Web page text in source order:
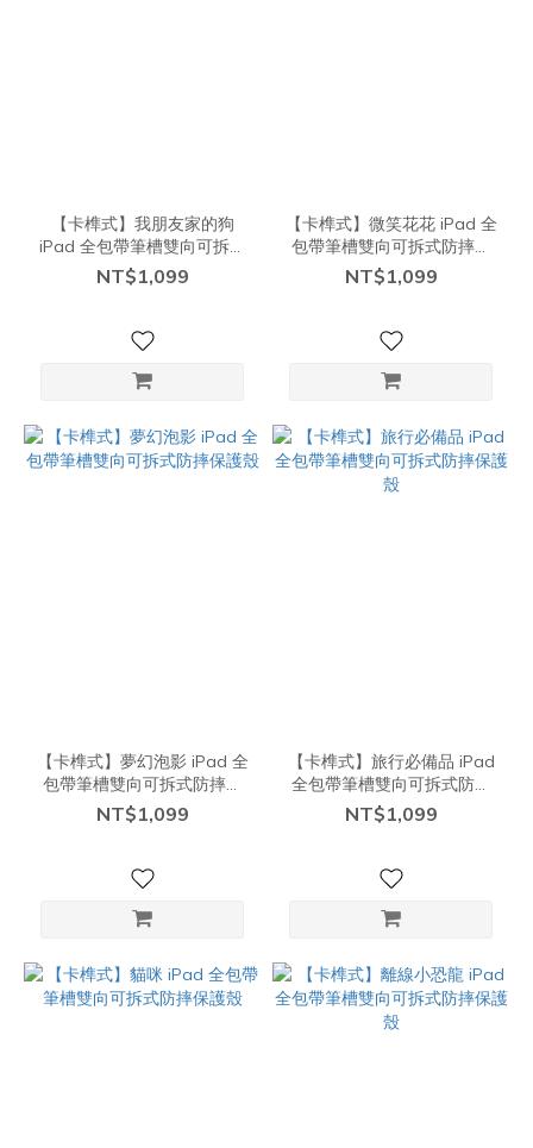
【卡榫式】我朋友家的狗
iPad 全包帶筆槽雙向可拆式
防摔保護殼
NT$1,099
【卡榫式】微笑花花 iPad 全
包帶筆槽雙向可拆式防摔保
護殼
NT$1,099
【卡榫式】夢幻泡影 iPad 全
包帶筆槽雙向可拆式防摔保
護殼
NT$1,099
【卡榫式】旅行必備品 iPad
全包帶筆槽雙向可拆式防摔
保護殼
NT$1,099